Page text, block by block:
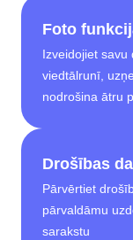
Foto
Izveidojiet savu
viedtālrunī,
nodrošina ātru
Drošības
Pārvērtiet
pārvaldāmu
sarakstu